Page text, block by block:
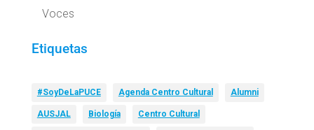
Voces
Etiquetas
#SoyDeLaPUCE Agenda Centro Cultural Alumni
AUSJAL Biología Centro Cultural